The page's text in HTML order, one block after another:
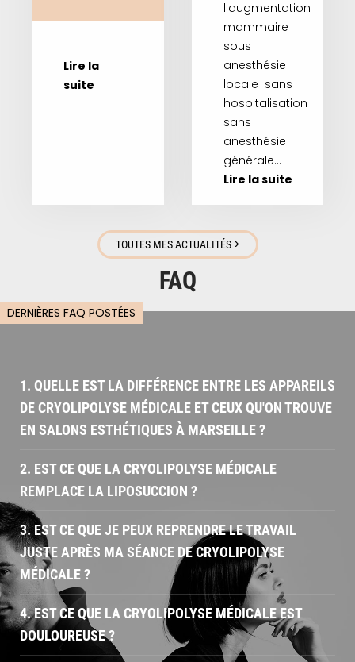
Lire la
suite
l'augmentation
mammaire
sous
anesthésie
locale sans
hospitalisation
sans
anesthésie
générale…
Lire la suite
TOUTES MES ACTUALITÉS >
FAQ
DERNIÈRES FAQ POSTÉES
1. QUELLE EST LA DIFFÉRENCE ENTRE LES APPAREILS
DE CRYOLIPOLYSE MÉDICALE ET CEUX QU'ON TROUVE
EN SALONS ESTHÉTIQUES À MARSEILLE ?
2. EST CE QUE LA CRYOLIPOLYSE MÉDICALE
REMPLACE LA LIPOSUCCION ?
3. EST CE QUE JE PEUX REPRENDRE LE TRAVAIL
JUSTE APRÈS MA SÉANCE DE CRYOLIPOLYSE
MÉDICALE ?
4. EST CE QUE LA CRYOLIPOLYSE MÉDICALE EST
DOULOUREUSE ?